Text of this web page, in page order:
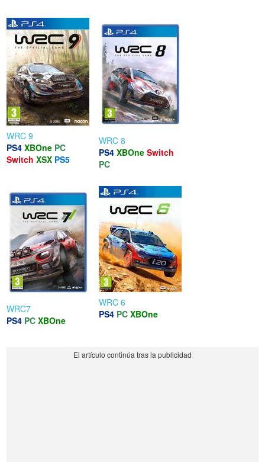
WRC 9
PS4 XBOne PC
Switch XSX PS5
WRC 8
PS4 XBOne Switch
PC
WRC7
PS4 PC XBOne
WRC 6
PS4 PC XBOne